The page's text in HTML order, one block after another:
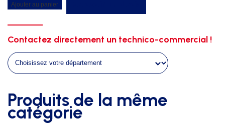
Option
cages
arrieres
de
de
futsal
Ajouter au panier
Contactez directement un technico-commercial !
Produits de la même
catégorie